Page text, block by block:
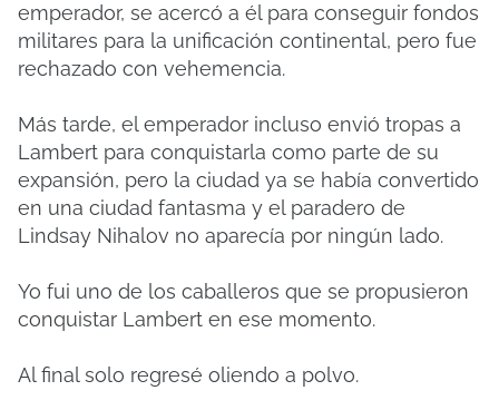
emperador, se acercó a él para conseguir fondos
militares para la unificación continental, pero fue
rechazado con vehemencia.
Más tarde, el emperador incluso envió tropas a
Lambert para conquistarla como parte de su
expansión, pero la ciudad ya se había convertido
en una ciudad fantasma y el paradero de
Lindsay Nihalov no aparecía por ningún lado.
Yo fui uno de los caballeros que se propusieron
conquistar Lambert en ese momento.
Al final solo regresé oliendo a polvo.